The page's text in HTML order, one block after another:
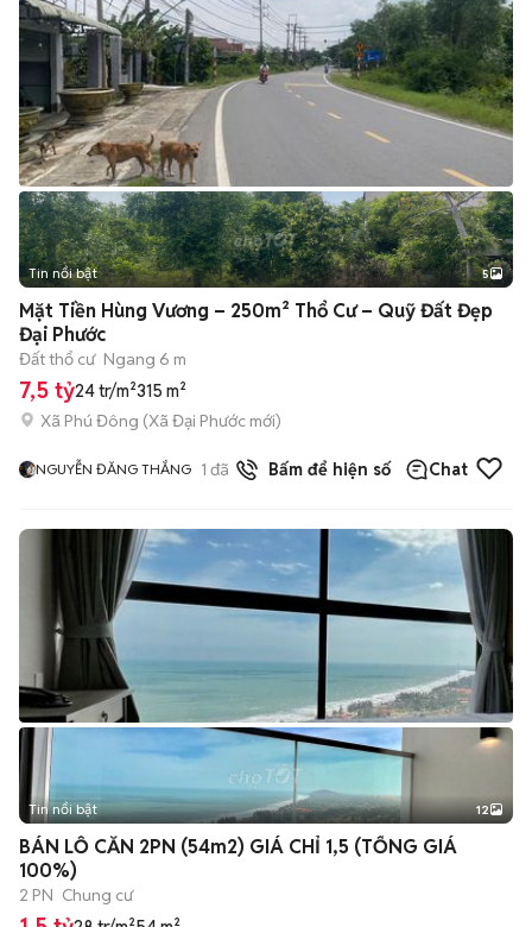
Tin nổi bật 5
Mặt Tiền Hùng Vương – 250m² Thổ Cư – Quỹ Đất Đẹp
Đại Phước
Đất thổ cư Ngang 6 m
7,5 tỷ24 tr/m²315 m²
Xã Phú Đông (Xã Đại Phước mới)
NGUYỄN ĐĂNG THẮNG 1 đã bán Bấm để hiện số Chat
+2
Tin nổi bật 12
BÁN LỖ CĂN 2PN (54m2) GIÁ CHỈ 1,5 (TỔNG GIÁ
100%)
2 PN Chung cư